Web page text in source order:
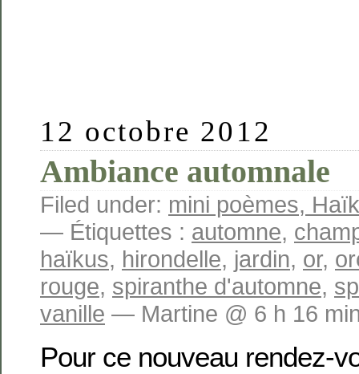
12 octobre 2012
Ambiance automnale
Filed under: mini poèmes,
— Étiquettes : automne,
haïkus, hirondelle, jardin, or,
rouge, spiranthe d'automne,
vanille — Martine @ 6 h 16
Pour ce nouveau rendez-